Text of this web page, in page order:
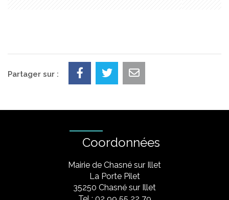
Partager sur :
Coordonnées
Mairie de Chasné sur Illet
La Porte Pilet
35250 Chasné sur Illet